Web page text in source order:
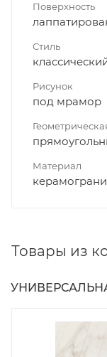
Поверхность
Стиль
Рисунок
под мрамор
Материал
Товары из